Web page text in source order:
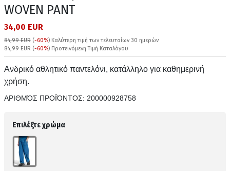
WOVEN PANT
34,00 EUR
84,99 EUR (-60%) Καλύτερη τιμή των τελευταίων 30 ημερών
84,99 EUR (-60%) Προτεινόμενη Τιμή Καταλόγου
Ανδρικό αθλητικό παντελόνι, κατάλληλο για καθημερινή
χρήση.
ΑΡΙΘΜΌΣ ΠΡΟΪΌΝΤΟΣ: 200000928758
Επιλέξτε χρώμα